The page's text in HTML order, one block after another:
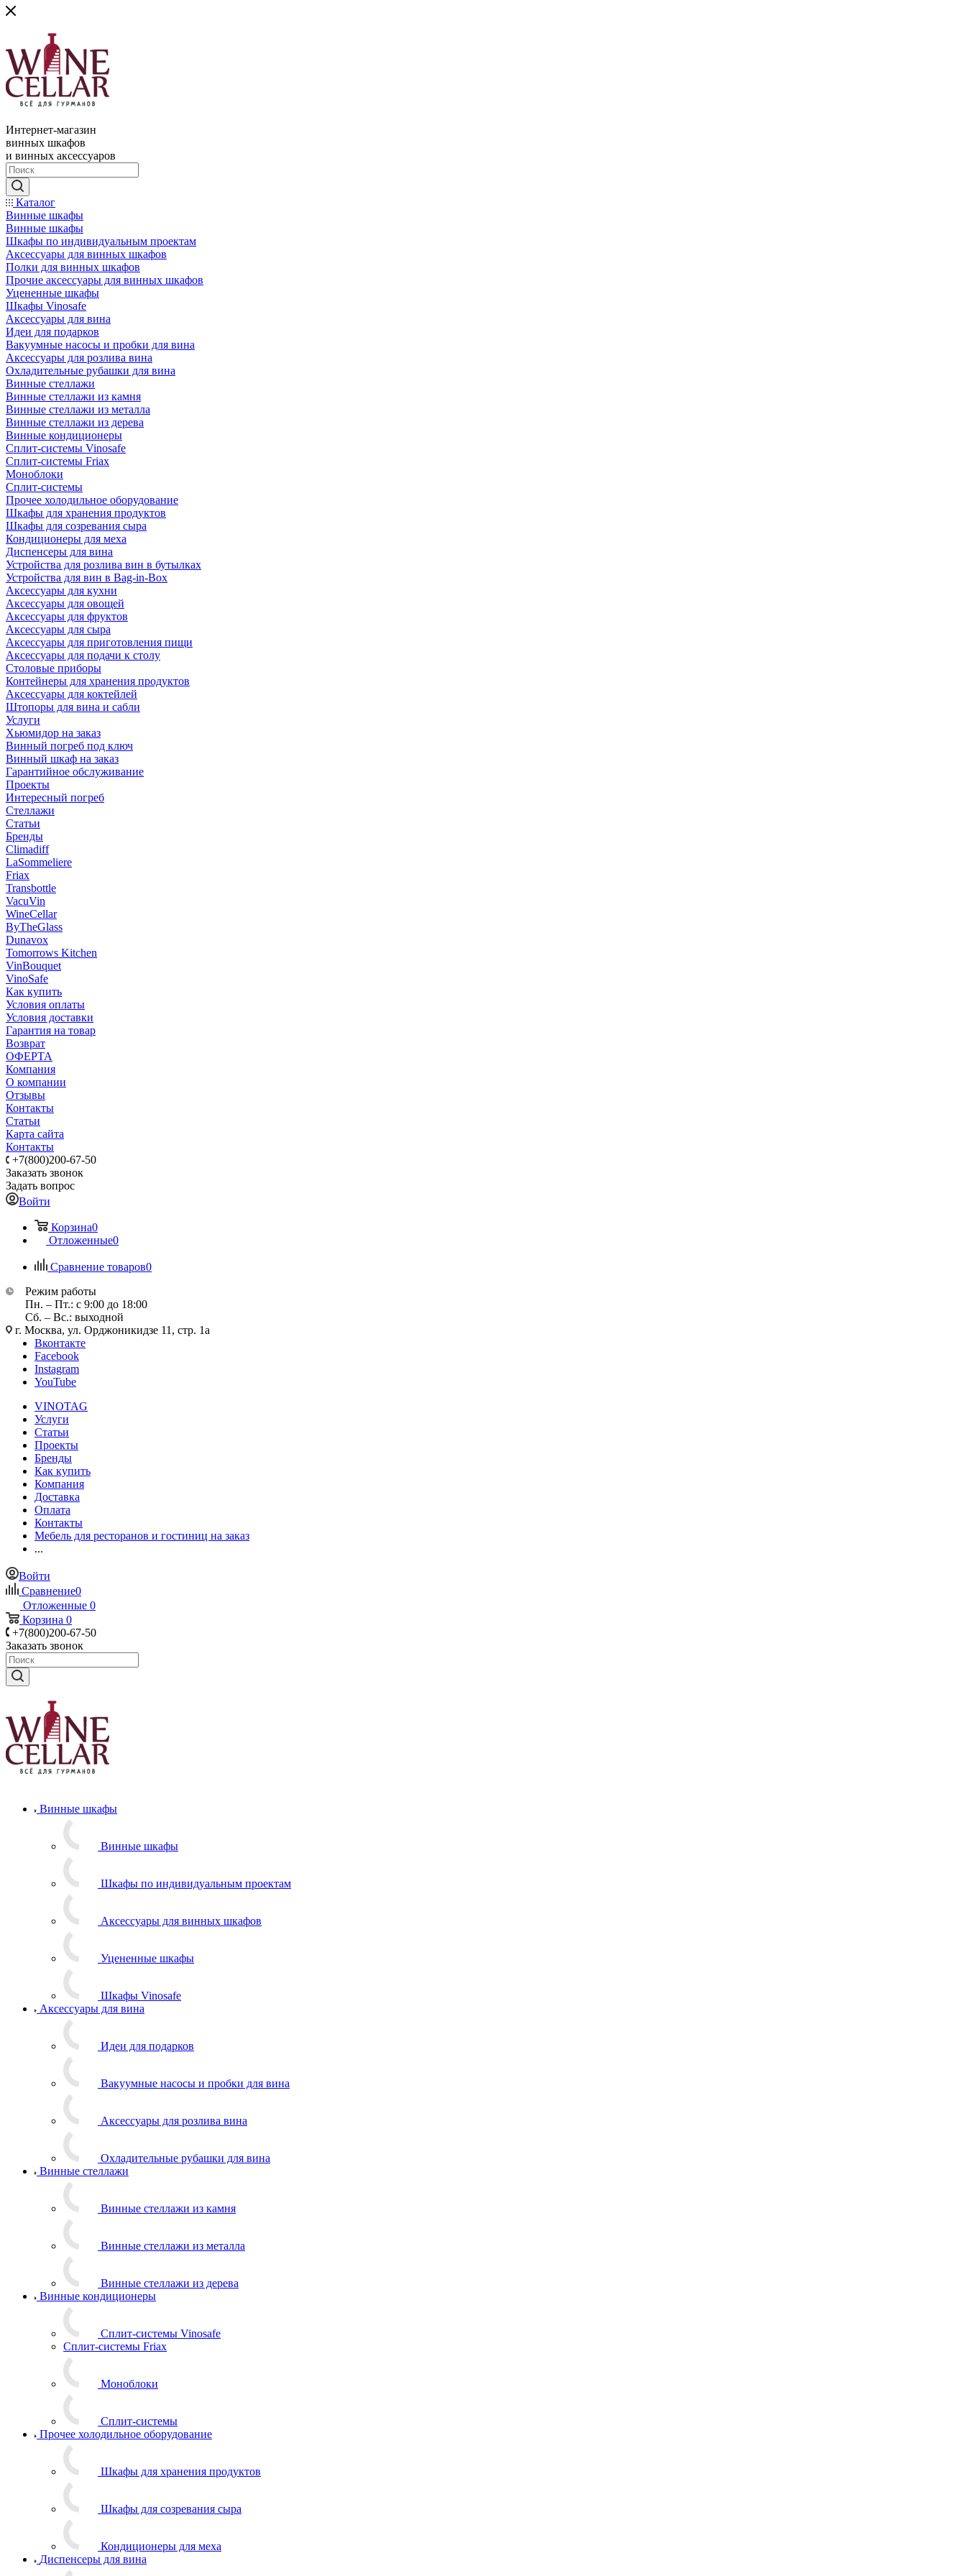
Интернет-магазин
винных шкафов
и винных аксессуаров
Каталог
Винные шкафы
Винные шкафы
Шкафы по индивидуальным проектам
Аксессуары для винных шкафов
Полки для винных шкафов
Прочие аксессуары для винных шкафов
Уцененные шкафы
Шкафы Vinosafe
Аксессуары для вина
Идеи для подарков
Вакуумные насосы и пробки для вина
Аксессуары для розлива вина
Охладительные рубашки для вина
Винные стеллажи
Винные стеллажи из камня
Винные стеллажи из металла
Винные стеллажи из дерева
Винные кондиционеры
Сплит-системы Vinosafe
Сплит-системы Friax
Моноблоки
Сплит-системы
Прочее холодильное оборудование
Шкафы для хранения продуктов
Шкафы для созревания сыра
Кондиционеры для меха
Диспенсеры для вина
Устройства для розлива вин в бутылках
Устройства для вин в Bag-in-Box
Аксессуары для кухни
Аксессуары для овощей
Аксессуары для фруктов
Аксессуары для сыра
Аксессуары для приготовления пищи
Аксессуары для подачи к столу
Столовые приборы
Контейнеры для хранения продуктов
Аксессуары для коктейлей
Штопоры для вина и сабли
Услуги
Хьюмидор на заказ
Винный погреб под ключ
Винный шкаф на заказ
Гарантийное обслуживание
Проекты
Интересный погреб
Стеллажи
Статьи
Бренды
Climadiff
LaSommeliere
Friax
Transbottle
VacuVin
WineCellar
ByTheGlass
Dunavox
Tomorrows Kitchen
VinBouquet
VinoSafe
Как купить
Условия оплаты
Условия доставки
Гарантия на товар
Возврат
ОФЕРТА
Компания
О компании
Отзывы
Контакты
Статьи
Карта сайта
Контакты
+7(800)200-67-50
Заказать звонок
Задать вопрос
Войти
Корзина0
Отложенные0
Сравнение товаров0
Режим работы
Пн. – Пт.: с 9:00 до 18:00
Сб. – Вс.: выходной
г. Москва, ул. Орджоникидзе 11, стр. 1а
Вконтакте
Facebook
Instagram
YouTube
VINOTAG
Услуги
Статьи
Проекты
Бренды
Как купить
Компания
Доставка
Оплата
Контакты
Мебель для ресторанов и гостиниц на заказ
...
Войти
Сравнение0
Отложенные 0
Корзина 0
+7(800)200-67-50
Заказать звонок
Винные шкафы
Винные шкафы
Шкафы по индивидуальным проектам
Аксессуары для винных шкафов
Уцененные шкафы
Шкафы Vinosafe
Аксессуары для вина
Идеи для подарков
Вакуумные насосы и пробки для вина
Аксессуары для розлива вина
Охладительные рубашки для вина
Винные стеллажи
Винные стеллажи из камня
Винные стеллажи из металла
Винные стеллажи из дерева
Винные кондиционеры
Сплит-системы Vinosafe
Сплит-системы Friax
Моноблоки
Сплит-системы
Прочее холодильное оборудование
Шкафы для хранения продуктов
Шкафы для созревания сыра
Кондиционеры для меха
Диспенсеры для вина